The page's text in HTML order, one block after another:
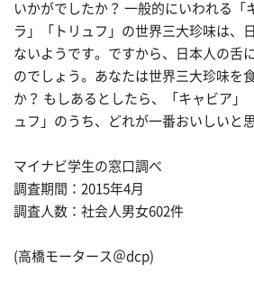
いかがでしたか？ 一般的にいわれる「
ラ」「トリュフ」の世界三大珍味は、
ないようです。ですから、日本人の舌
のでしょう。あなたは世界三大珍味を
か？ もしあるとしたら、「キャビア」
ュフ」のうち、どれが一番おいしいと
マイナビ学生の窓口調べ
調査期間：2015年4月
調査人数：社会人男女602件
(高橋モータース＠dcp)